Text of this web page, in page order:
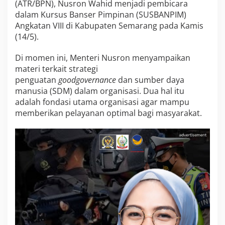
:
G
o
o
e
r
n
a
n
e
D
i
m
l
a
i
d
a
r
(ATR/BPN), Nusron Wahid menjadi pembicara
dalam Kursus Banser Pimpinan (SUSBANPIM)
Angkatan VIII di Kabupaten Semarang pada Kamis
(14/5).
Di momen ini, Menteri Nusron menyampaikan
materi terkait strategi
penguatan goodgovernance dan sumber daya
manusia (SDM) dalam organisasi. Dua hal itu
adalah fondasi utama organisasi agar mampu
memberikan pelayanan optimal bagi masyarakat.